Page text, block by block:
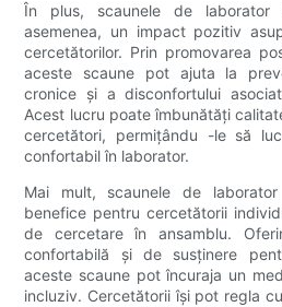
În plus, scaunele de
asemenea, un impact pozitiv
cercetătorilor. Prin promovarea
aceste scaune pot ajuta la
cronice și a disconfortului
Acest lucru poate îmbunătăți
cercetători, permițându -le să
confortabil în laborator.
Mai mult, scaunele de
benefice pentru cercetătorii
de cercetare în ansamblu.
confortabilă și de susținere
aceste scaune pot încuraja un
incluziv. Cercetătorii își pot regla